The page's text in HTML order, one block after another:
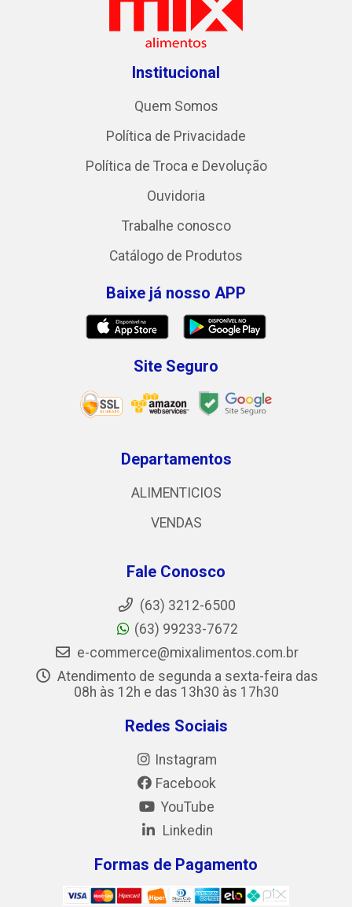
Institucional
Quem Somos
Política de Privacidade
Política de Troca e Devolução
Ouvidoria
Trabalhe conosco
Catálogo de Produtos
Baixe já nosso APP
Site Seguro
Departamentos
ALIMENTICIOS
VENDAS
Fale Conosco
(63) 3212-6500
(63) 99233-7672
e-commerce@mixalimentos.com.br
Atendimento de segunda a sexta-feira das
08h às 12h e das 13h30 às 17h30
Redes Sociais
Instagram
Facebook
YouTube
Linkedin
Formas de Pagamento